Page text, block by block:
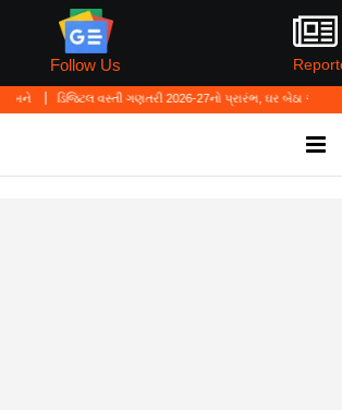
Follow Us
ગણતરી 2026-27નો પ્રારંભ, ઘર બેઠા આજે જ તમારાથી શરુઆત કરો